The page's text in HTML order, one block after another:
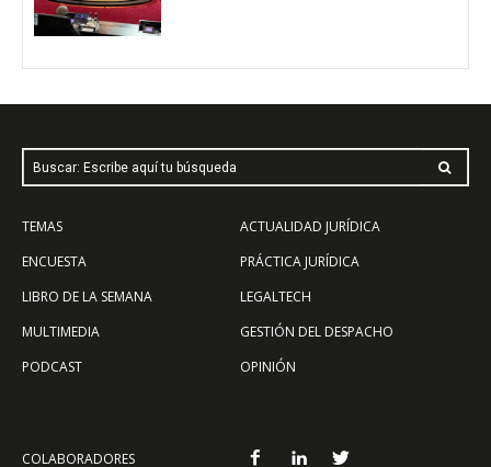
Buscar: Escribe aquí tu búsqueda
TEMAS
ENCUESTA
LIBRO DE LA SEMANA
MULTIMEDIA
PODCAST
ACTUALIDAD JURÍDICA
PRÁCTICA JURÍDICA
LEGALTECH
GESTIÓN DEL DESPACHO
OPINIÓN
COLABORADORES